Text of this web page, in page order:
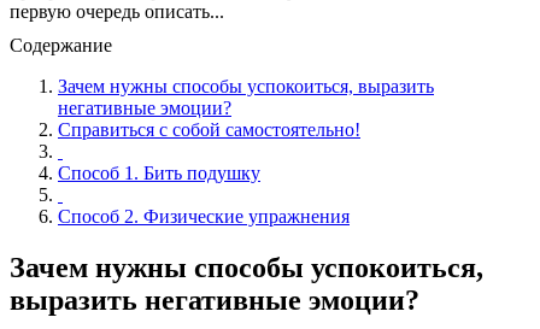
первую очередь описать...
Содержание
Зачем нужны способы успокоиться, выразить
негативные эмоции?
Справиться с собой самостоятельно!
Способ 1. Бить подушку
Способ 2. Физические упражнения
Зачем нужны способы успокоиться,
выразить негативные эмоции?